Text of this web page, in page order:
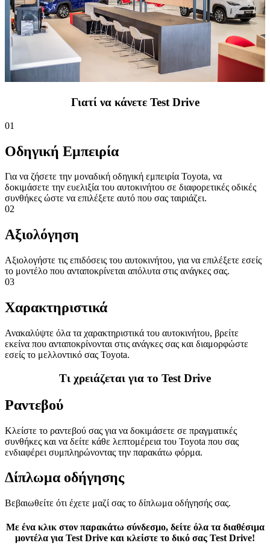
Γιατί να κάνετε Test Drive
01
Οδηγική Εμπειρία
Για να ζήσετε την μοναδική οδηγική εμπειρία Toyota, να
δοκιμάσετε την ευελιξία του αυτοκινήτου σε διαφορετικές οδικές
συνθήκες ώστε να επιλέξετε αυτό που σας ταιριάζει.
02
Αξιολόγηση
Αξιολογήστε τις επιδόσεις του αυτοκινήτου, για να επιλέξετε εσείς
το μοντέλο που ανταποκρίνεται απόλυτα στις ανάγκες σας.
03
Χαρακτηριστικά
Ανακαλύψτε όλα τα χαρακτηριστικά του αυτοκινήτου, βρείτε
εκείνα που ανταποκρίνονται στις ανάγκες σας και διαμορφώστε
εσείς το μελλοντικό σας Toyota.
Τι χρειάζεται για το Test Drive
Ραντεβού
Κλείστε το ραντεβού σας για να δοκιμάσετε σε πραγματικές
συνθήκες και να δείτε κάθε λεπτομέρεια του Toyota που σας
ενδιαφέρει συμπληρώνοντας την παρακάτω φόρμα.
Δίπλωμα οδήγησης
Βεβαιωθείτε ότι έχετε μαζί σας το δίπλωμα οδήγησής σας.
Με ένα κλικ στον παρακάτω σύνδεσμο, δείτε όλα τα διαθέσιμα
μοντέλα για Test Drive και κλείστε το δικό σας Test Drive!